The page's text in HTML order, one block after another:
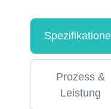
Prozess &
Leistung